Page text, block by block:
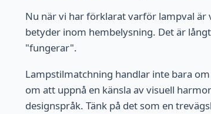
Nu när vi har förklarat varför lampval
betyder inom hembelysning. Det är
"fungerar".
Lampstilmatchning handlar inte bara
om att uppnå en känsla av visuell
designspråk. Tänk på det som en